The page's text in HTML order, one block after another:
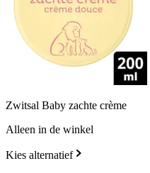
Zwitsal Baby zachte crème
Alleen in de winkel
Kies alternatief